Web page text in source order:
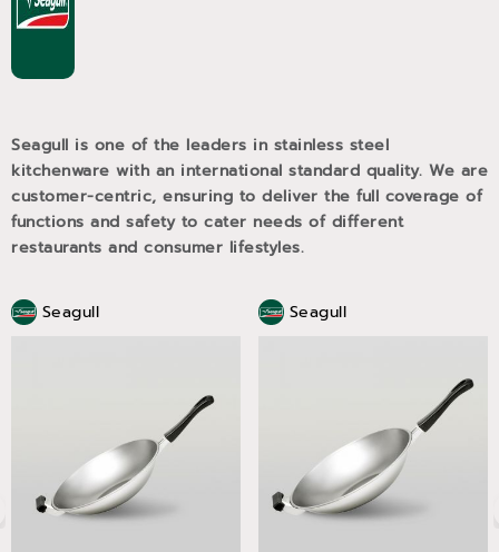
Seagull is one of the leaders in stainless steel
kitchenware with an international standard quality. We are
customer-centric, ensuring to deliver the full coverage of
functions and safety to cater needs of different
restaurants and consumer lifestyles.
Seagull Seagull